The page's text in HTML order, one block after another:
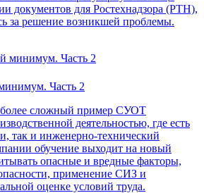
документов для Ростехнадзора (РТН),
за решение возникшей проблемы.
Часть 2
более сложный пример СУОТ
деятельностью, где есть
так и инженерно-технический
обучение выходит на новый
опасные и вредные факторы,
применение СИЗ и
оценке условий труда.